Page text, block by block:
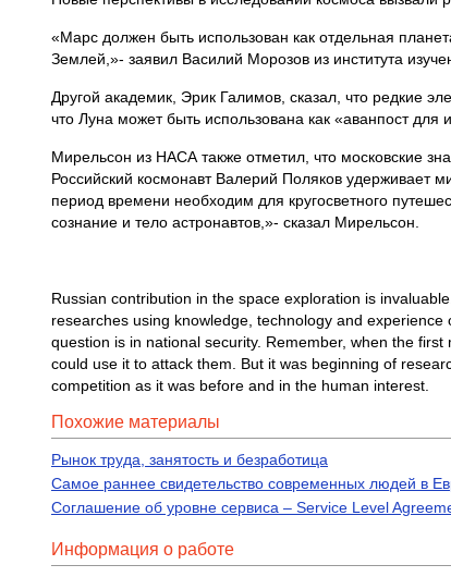
«Марс должен быть использован как отдельная
Землей,»- заявил Василий Морозов из института
Другой академик, Эрик Галимов, сказал, что редкие
что Луна может быть использована как «аванпост для
Мирельсон из НАСА также отметил, что московские
Российский космонавт Валерий Поляков удерживает
период времени необходим для кругосветного
сознание и тело астронавтов,»- сказал Мирельсон.
Russian contribution in the space exploration is
researches using knowledge, technology and
question is in national security. Remember, when the
could use it to attack them. But it was beginning of
competition as it was before and in the human interest.
Похожие материалы
Рынок труда, занятость и безработица
Самое раннее свидетельство современных людей в
Соглашение об уровне сервиса – Service Level
Информация о работе